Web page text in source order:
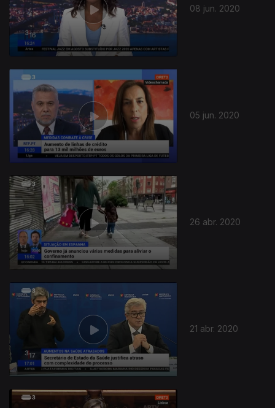
08 jun. 2020
05 jun. 2020
26 abr. 2020
21 abr. 2020
467366